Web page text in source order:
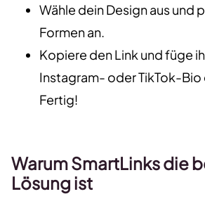
Wähle dein Design aus und
Formen an.
Kopiere den Link und füge
Instagram- oder TikTok-Bio
Fertig!
Warum SmartLinks die
Lösung ist